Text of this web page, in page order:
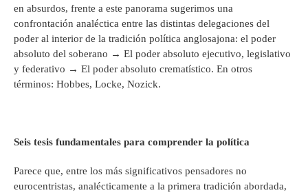
en absurdos, frente a este panorama sugerimos una
confrontación analéctica entre las distintas delegaciones del
poder al interior de la tradición política anglosajona: el poder
absoluto del soberano → El poder absoluto ejecutivo, legislativo
y federativo → El poder absoluto crematístico. En otros
términos: Hobbes, Locke, Nozick.
Seis tesis fundamentales para comprender la política
Parece que, entre los más significativos pensadores no
eurocentristas, analécticamente a la primera tradición abordada,